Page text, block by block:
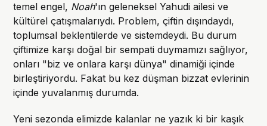
temel engel, Noah'ın geleneksel Yahudi ailesi ve
kültürel çatışmalarıydı. Problem, çiftin dışındaydı,
toplumsal beklentilerde ve sistemdeydi. Bu durum
çiftimize karşı doğal bir sempati duymamızı sağlıyor,
onları "biz ve onlara karşı dünya" dinamiği içinde
birleştiriyordu. Fakat bu kez düşman bizzat evlerinin
içinde yuvalanmış durumda.
Yeni sezonda elimizde kalanlar ne yazık ki bir kaşık